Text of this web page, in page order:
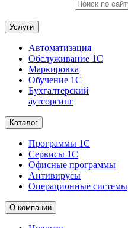
Услуги
Автоматизация
Обслуживание 1С
Маркировка
Обучение 1С
Бухгалтерский
аутсорсинг
Каталог
Программы 1С
Сервисы 1С
Офисные программы
Антивирусы
Операционные системы
О компании